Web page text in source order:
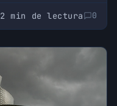
2 min de lectura 0